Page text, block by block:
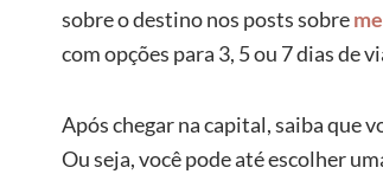
sobre o destino nos posts sobre
com opções para 3, 5 ou 7 dias de
Após chegar na capital, saiba que
Ou seja, você pode até escolher